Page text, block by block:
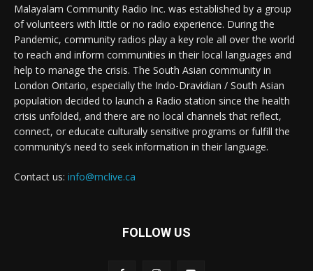
Malayalam Community Radio Inc. was established by a group
of volunteers with little or no radio experience. During the
Pandemic, community radios play a key role all over the world
to reach and inform communities in their local languages and
help to manage the crisis. The South Asian community in
London Ontario, especially the Indo-Dravidian / South Asian
population decided to launch a Radio station since the health
crisis unfolded, and there are no local channels that reflect,
connect, or educate culturally sensitive programs or fulfill the
community’s need to seek information in their language.
Contact us: info@mclive.ca
FOLLOW US